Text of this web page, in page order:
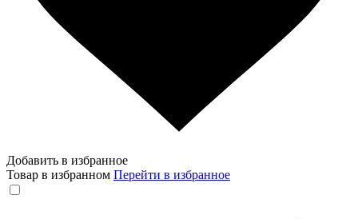
Добавить в избранное
Товар в избранном Перейти в избранное